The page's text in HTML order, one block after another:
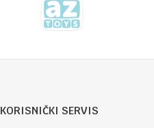
KORISNIČKI SERVIS